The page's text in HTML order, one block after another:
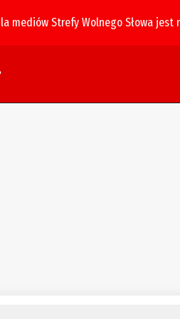
mediów Strefy Wolnego Słowa